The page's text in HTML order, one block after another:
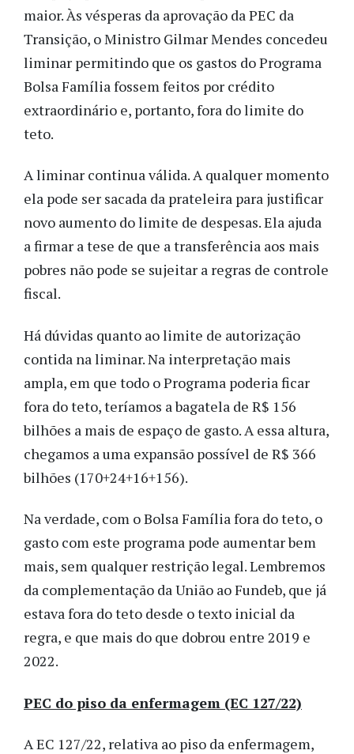
maior. Às vésperas da aprovação da PEC da
Transição, o Ministro Gilmar Mendes concedeu
liminar permitindo que os gastos do Programa
Bolsa Família fossem feitos por crédito
extraordinário e, portanto, fora do limite do
teto.
A liminar continua válida. A qualquer momento
ela pode ser sacada da prateleira para justificar
novo aumento do limite de despesas. Ela ajuda
a firmar a tese de que a transferência aos mais
pobres não pode se sujeitar a regras de controle
fiscal.
Há dúvidas quanto ao limite de autorização
contida na liminar. Na interpretação mais
ampla, em que todo o Programa poderia ficar
fora do teto, teríamos a bagatela de R$ 156
bilhões a mais de espaço de gasto. A essa altura,
chegamos a uma expansão possível de R$ 366
bilhões (170+24+16+156).
Na verdade, com o Bolsa Família fora do teto, o
gasto com este programa pode aumentar bem
mais, sem qualquer restrição legal. Lembremos
da complementação da União ao Fundeb, que já
estava fora do teto desde o texto inicial da
regra, e que mais do que dobrou entre 2019 e
2022.
PEC do piso da enfermagem (EC 127/22)
A EC 127/22, relativa ao piso da enfermagem,